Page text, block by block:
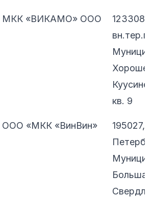
МКК «ВИКАМО» ООО
123308,
вн.тер.г.
кв. 9
ООО «МКК «ВинВин»
195027,